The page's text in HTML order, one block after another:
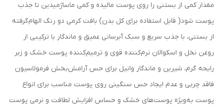
مقدار کمی از بستنی را روی پوست مالیده و کمی ماساژمیدین تا جذب
پوست شود( قابل استفاده برای کل بدن) بافت کرمی دو رنگ الهام‌گرفته
از بستنی، با جذب سریع و سبک آبرسانی عمیق و ماندگار با ترکیبی از
روغن نخل و اسکوالان نرم‌کننده قوی و ترمیم‌کننده پوست خشک و زبر
رایحه گرم، شیرین و ماندگار وانیل برای حس آرامش‌بخش فرمولاسیون
فاقد چربی و عدم ایجاد حس سنگینی روی پوست مناسب برای انواع
پوست به‌ویژه پوست‌های خشک و حساس افزایش لطافت و نرمی پوست